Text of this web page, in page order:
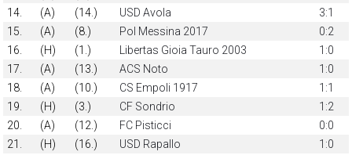
14.
(A) (14.) USD Avola
3:1
15.
(A) (8.) Pol Messina 2017
0:2
16.
(H) (1.) Libertas Gioia Tauro 2003
1:0
17.
(A) (13.) ACS Noto
1:0
18.
(A) (10.) CS Empoli 1917
1:1
19.
(H) (3.) CF Sondrio
1:2
20.
(A) (12.) FC Pisticci
0:0
21.
(H) (16.) USD Rapallo
1:0